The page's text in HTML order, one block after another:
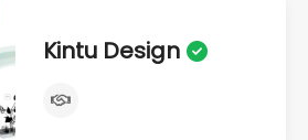
Kintu Design